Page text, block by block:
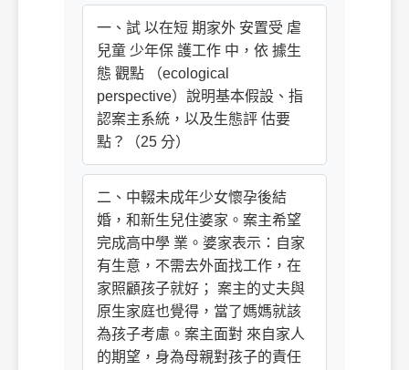
一、試 以在短 期家外 安置受 虐
兒童 少年保 護工作 中，依 據生
態 觀點 （ecological
perspective）說明基本假設、指
認案主系統，以及生態評 估要
點？（25 分）
二、中輟未成年少女懷孕後結
婚，和新生兒住婆家。案主希望
完成高中學 業。婆家表示：自家
有生意，不需去外面找工作，在
家照顧孩子就好； 案主的丈夫與
原生家庭也覺得，當了媽媽就該
為孩子考慮。案主面對 來自家人
的期望，身為母親對孩子的責任